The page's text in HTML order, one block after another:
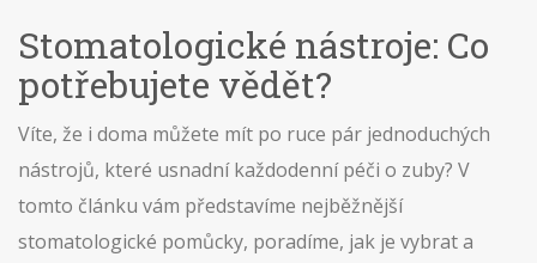
Stomatologické nástroje: Co
potřebujete vědět?
Víte, že i doma můžete mít po ruce pár jednoduchých
nástrojů, které usnadní každodenní péči o zuby? V
tomto článku vám představíme nejběžnější
stomatologické pomůcky, poradíme, jak je vybrat a